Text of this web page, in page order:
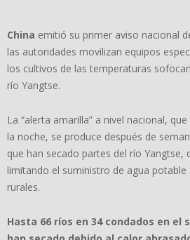
China emitió su primer aviso nacional
las autoridades movilizan equipos
los cultivos de las temperaturas
río Yangtse.
La “alerta amarilla” a nivel nacional,
la noche, se produce después de
que han secado partes del río Yangtse,
limitando el suministro de agua potable
rurales.
Hasta 66 ríos en 34 condados en el